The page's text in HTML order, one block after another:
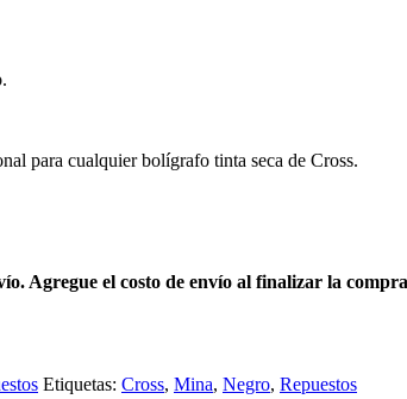
para cualquier bolígrafo tinta seca de Cross.
Agregue el costo de envío al finalizar la
Etiquetas: Cross, Mina, Negro, Repuestos